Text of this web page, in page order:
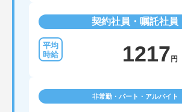
契約社員・嘱託社員
1217 円
非常勤・パート・アルバイト